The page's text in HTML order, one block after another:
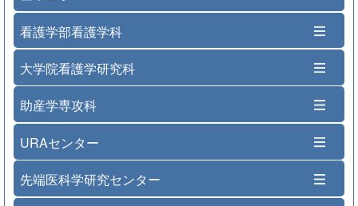
看護学部看護学科
大学院看護学研究科
助産学専攻科
URAセンター
先端医科学研究センター